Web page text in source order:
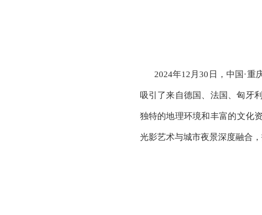
2024年12月30日，中国·
吸引了来自德国、法国、匈牙
独特的地理环境和丰富的文化
光影艺术与城市夜景深度融合